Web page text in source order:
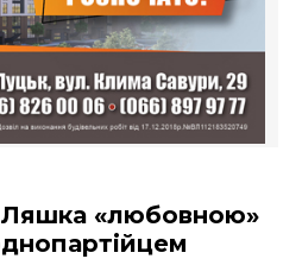
Ляшка «любовною»